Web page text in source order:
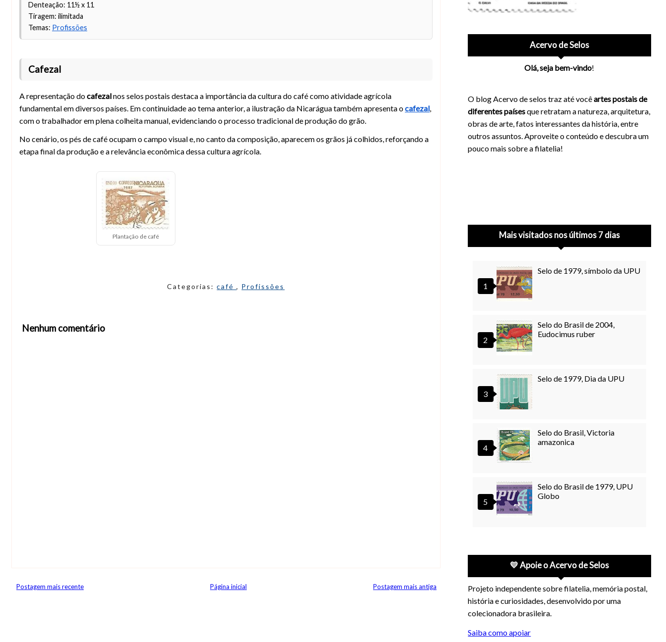
Denteação: 11½ x 11
Tiragem: ilimitada
Temas: Profissões
Cafezal
A representação docafezalnos selos postais destaca a importância da cultura do café como atividade agrícola
fundamental em diversos países. Em continuidade ao tema anterior, a ilustração da Nicarágua também apresenta ocafezal,
com o trabalhador em plena colheita manual, evidenciando o processo tradicional de produção do grão.
No cenário, os pés de café ocupam o campo visual e, no canto da composição, aparecem os grãos já colhidos, reforçando a
etapa final da produção e a relevância econômica dessa cultura agrícola.
Plantação de café
Categorias:café, Profissões
Nenhum comentário
Postagem mais recente Postagem mais antiga
Página inicial
Acervo de Selos
Olá, seja bem-vindo!
O blog Acervo de selos traz até vocêartes postais de
diferentes paísesque retratam a natureza, arquitetura,
obras de arte, fatos interessantes da história, entre
outros assuntos. Aproveite o conteúdo e descubra um
pouco mais sobre a filatelia!
Mais visitados nos últimos 7 dias
Selo de 1979, símbolo da UPU
Selo do Brasil de 2004,
Eudocimus ruber
Selo de 1979, Dia da UPU
Selo do Brasil, Victoria
amazonica
Selo do Brasil de 1979, UPU
Globo
💛 Apoie o Acervo de Selos
Projeto independente sobre filatelia, memória postal,
história e curiosidades, desenvolvido por uma
colecionadora brasileira.
Saiba como apoiar